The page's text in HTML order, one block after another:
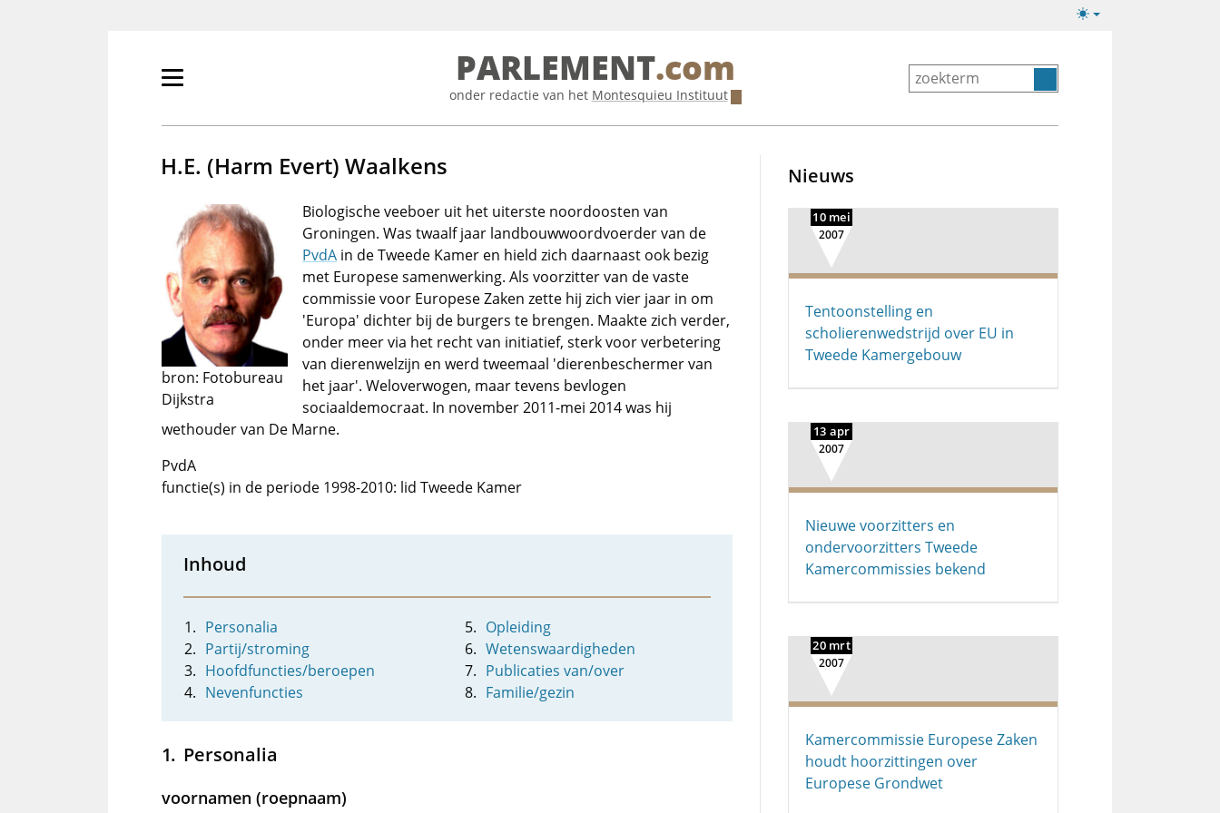
Lichte/donkere
Primair
tonen/verbergen
PARLEMENT.com
onder redactie van het Montesquieu Instituut
H.E. (Harm Evert) Waalkens
bron: Fotobureau
Dijkstra
Biologische veeboer uit het uiterste noordoosten van
Groningen. Was twaalf jaar landbouwwoordvoerder van de
PvdA in de Tweede Kamer en hield zich daarnaast ook bezig
met Europese samenwerking. Als voorzitter van de vaste
commissie voor Europese Zaken zette hij zich vier jaar in om
'Europa' dichter bij de burgers te brengen. Maakte zich verder,
onder meer via het recht van initiatief, sterk voor verbetering
van dierenwelzijn en werd tweemaal 'dierenbeschermer van
het jaar'. Weloverwogen, maar tevens bevlogen
sociaaldemocraat. In november 2011-mei 2014 was hij
wethouder van De Marne.
PvdA
functie(s) in de periode 1998-2010: lid Tweede Kamer
Inhoud
Personalia
Partij/stroming
Hoofdfuncties/beroepen
Nevenfuncties
Opleiding
Wetenswaardigheden
Publicaties van/over
Familie/gezin
Personalia
voornamen (roepnaam)
Nieuws
10 mei
2007
Tentoonstelling en
scholierenwedstrijd over EU in
Tweede Kamergebouw
13 apr
2007
Nieuwe voorzitters en
ondervoorzitters Tweede
Kamercommissies bekend
20 mrt
2007
Kamercommissie Europese Zaken
houdt hoorzittingen over
Europese Grondwet